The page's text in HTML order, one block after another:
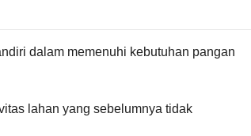
dalam memenuhi kebutuhan pangan
lahan yang sebelumnya tidak